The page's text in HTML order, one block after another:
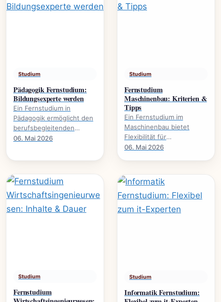
Studium
Pädagogik Fernstudium:
Bildungsexperte werden
Ein Fernstudium in
Pädagogik ermöglicht den
berufsbegleitenden
Erwerb akademischer
06. Mai 2026
Studium
Fernstudium
Maschinenbau: Kriterien &
Tipps
Ein Fernstudium im
Maschinenbau bietet
Flexibilität für
Berufstätige. Dieser
praktische.
06. Mai 2026
Studium
Fernstudium
Studium
Informatik Fernstudium: